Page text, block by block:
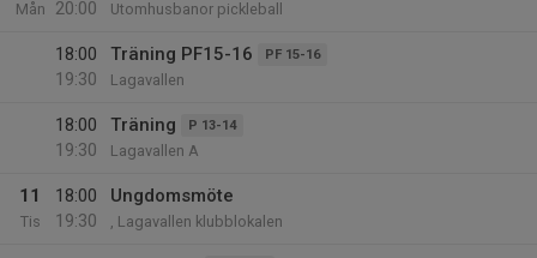
Mån
20:00
Utomhusbanor pickleball
18:00
19:30
Träning PF15-16 PF 15-16
Lagavallen
18:00
19:30
Träning P 13-14
Lagavallen A
11
Tis
18:00
19:30
Ungdomsmöte
, Lagavallen klubblokalen